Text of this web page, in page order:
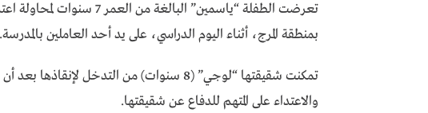
تعرضت الطفلة “ياسمين”
بمنطقة المرج، أثناء اليوم الدراسي، على يد أحد العاملين بالمدرسة.
تمكنت شقيقتها “لوجي” (8 سنوات) من التدخل
والاعتداء على المتهم للدفاع عن شقيقتها.